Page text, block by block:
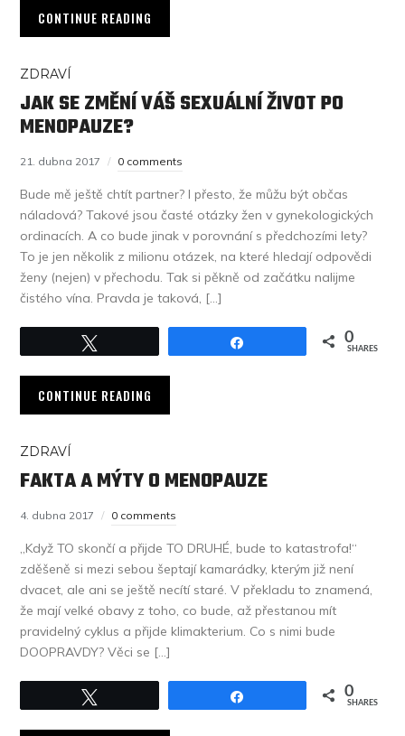
CONTINUE READING
ZDRAVÍ
JAK SE ZMĚNÍ VÁŠ SEXUÁLNÍ ŽIVOT PO
MENOPAUZE?
21. dubna 2017 0 comments
Bude mě ještě chtít partner? I přesto, že můžu být občas
náladová? Takové jsou časté otázky žen v gynekologických
ordinacích. A co bude jinak v porovnání s předchozími lety?
To je jen několik z milionu otázek, na které hledají odpovědi
ženy (nejen) v přechodu. Tak si pěkně od začátku nalijme
čistého vína. Pravda je taková, […]
0
SHARES
CONTINUE READING
ZDRAVÍ
FAKTA A MÝTY O MENOPAUZE
4. dubna 2017 0 comments
„Když TO skončí a přijde TO DRUHÉ, bude to katastrofa!“
zděšeně si mezi sebou šeptají kamarádky, kterým již není
dvacet, ale ani se ještě necítí staré. V překladu to znamená,
že mají velké obavy z toho, co bude, až přestanou mít
pravidelný cyklus a přijde klimakterium. Co s nimi bude
DOOPRAVDY? Věci se […]
0
SHARES